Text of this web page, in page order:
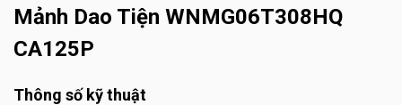
Mảnh Dao Tiện WNMG06T308HQ
CA125P
Thông số kỹ thuật